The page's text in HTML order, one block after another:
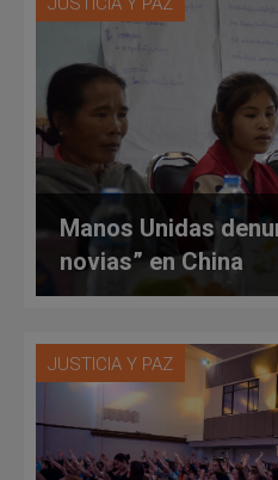
Manos Unidas
novias” en China
JUSTICIA Y PAZ